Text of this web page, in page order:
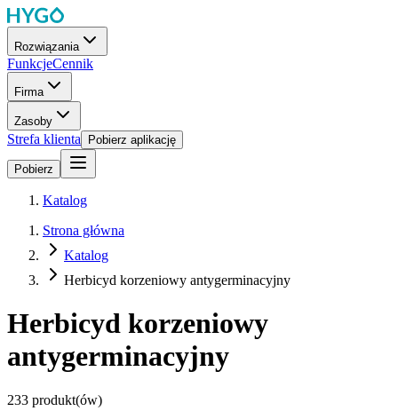
Rozwiązania
FunkcjeCennik
Firma
Zasoby
Strefa klienta Pobierz aplikację
Pobierz
Katalog
Strona główna
Katalog
Herbicyd korzeniowy antygerminacyjny
Herbicyd korzeniowy
antygerminacyjny
233 produkt(ów)